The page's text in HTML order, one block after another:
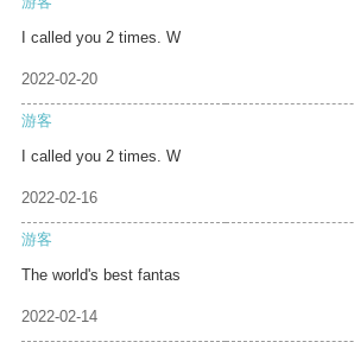
I called you 2 times. W
2022-02-20
游客
I called you 2 times. W
2022-02-16
游客
The world's best fantas
2022-02-14